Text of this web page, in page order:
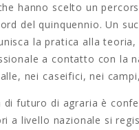
hanno scelto un
del quinquennio. Un
la pratica alla
a contatto con la
nei caseifici, nei
di futuro di agraria è
a livello nazionale si